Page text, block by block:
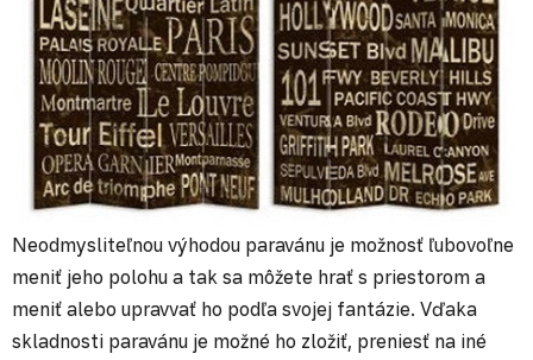
Neodmysliteľnou výhodou paravánu je možnosť ľubovoľne
meniť jeho polohu a tak sa môžete hrať s priestorom a
meniť alebo upravvať ho podľa svojej fantázie. Vďaka
skladnosti paravánu je možné ho zložiť, preniesť na iné